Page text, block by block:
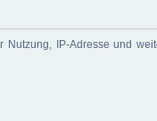
IP-Adresse und